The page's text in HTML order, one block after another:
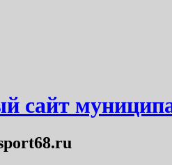
сайт